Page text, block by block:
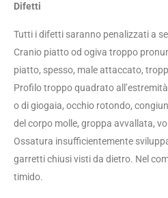
Difetti
Tutti i difetti saranno penalizzati a
Cranio piatto od ogiva troppo
piatto, spesso, male attaccato,
Profilo troppo quadrato
o di giogaia, occhio rotondo,
del corpo molle, groppa avvallata,
Ossatura insufficientemente
garretti chiusi visti da dietro. Nel
timido.